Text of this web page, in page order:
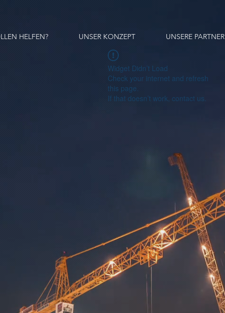
HELFEN? UNSER KONZEPT UNSERE PARTNER
Widget Didn’t Load
Check your internet and refresh
this page.
If that doesn’t work, contact us.